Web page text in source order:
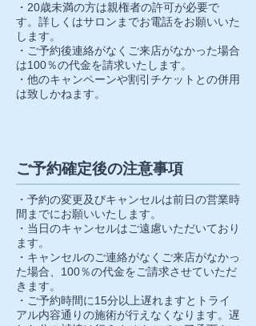
・20歳未満の方は親権者の許可が必要で
す。詳しくはサロンまでお電話をお願いいた
します。
・ご予約後連絡がなくご来店がなかった場合
は100％の代金を請求いたします。
・他のキャンペーンや割引チケットとの併用
は致しかねます。
ご予約確定後の注意事項
・予約の変更及びキャンセルは前日の営業時
間までにお願いいたします。
・当日のキャンセルはご遠慮いただいており
ます。
・キャンセルのご連絡がなくご来店がなかっ
た場合、100％の代金をご請求させていただ
きます。
・ご予約時間に15分以上遅れますとトライ
アル内容通りの施術が行えなくなります。 遅